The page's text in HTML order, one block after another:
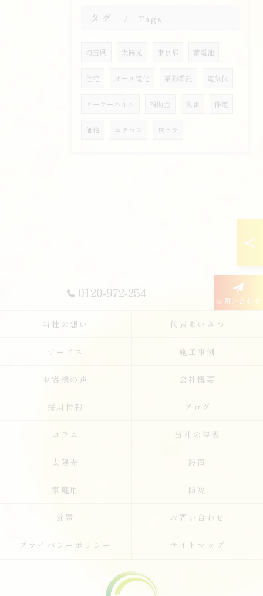
タグ Tags
埼玉県 太陽光 東京都 蓄電池
住宅 オール電化 業務委託 電気代
ソーラーパネル 補助金 災害 停電
価格 ニチコン 京セラ
0120-972-254 お問い合わせ
当社の想い 代表あいさつ
サービス 施工事例
お客様の声 会社概要
採用情報 ブログ
コラム 当社の特徴
太陽光 設置
家庭用 防災
節電 お問い合わせ
プライバシーポリシー サイトマップ